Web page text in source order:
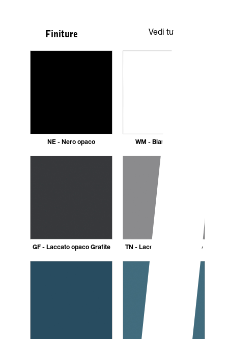
Finiture Vedi tutte
NE - Nero opaco WM - Bianco Opaco
GF - Laccato opaco Grafite TN - Laccato opaco Titanio